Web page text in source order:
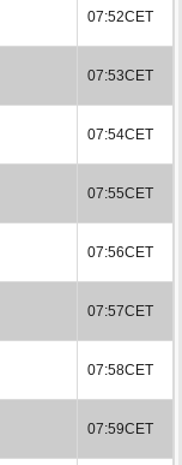
07:52CET
07:53CET
07:54CET
07:55CET
07:56CET
07:57CET
07:58CET
07:59CET